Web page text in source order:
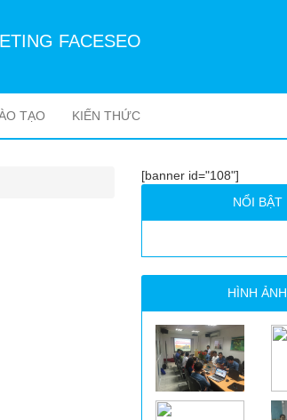
FACESEO
TẠO KIẾN THỨC
[banner id="108"]
NỔI BẬT
HÌNH ẢNH